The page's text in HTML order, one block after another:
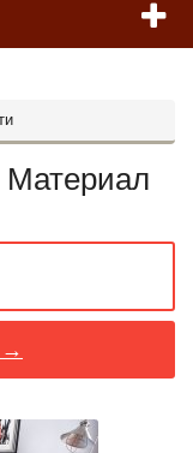
Материал
→